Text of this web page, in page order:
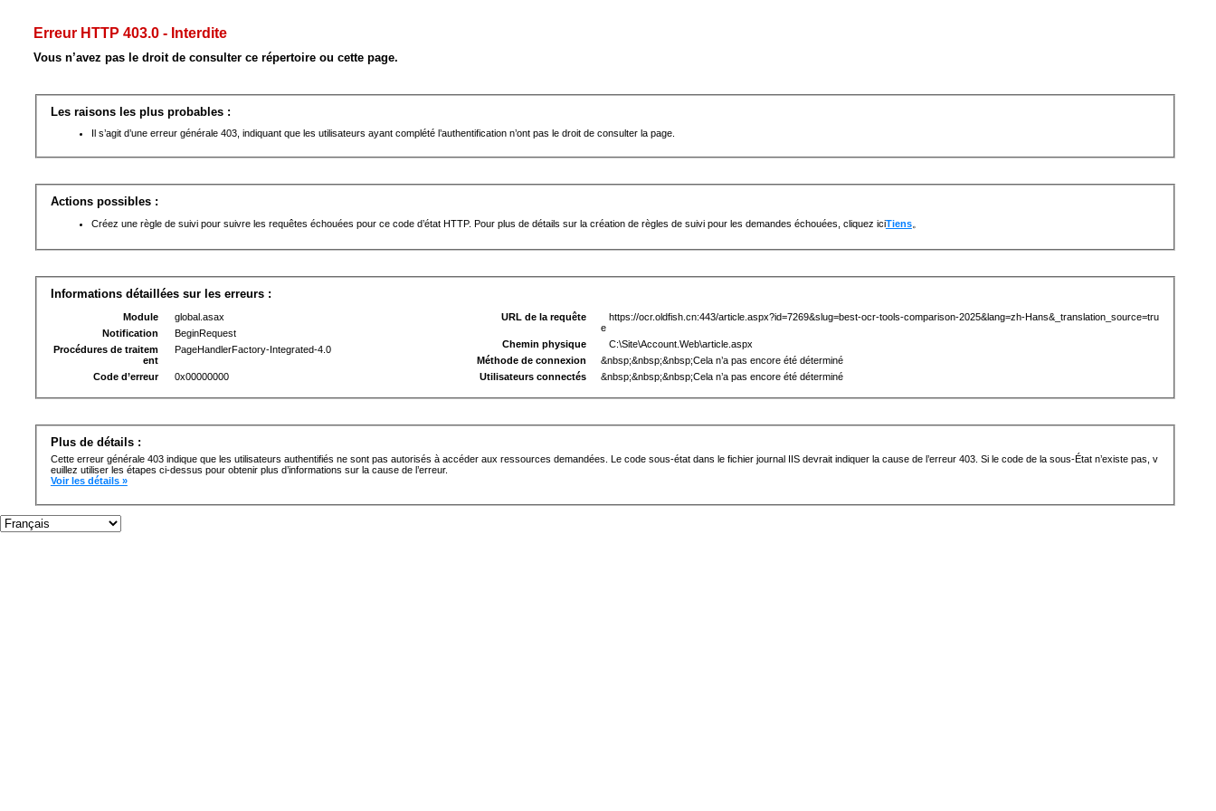
Erreur HTTP 403.0 - Interdite
Vous n’avez pas le droit de consulter ce répertoire ou cette page.
Les raisons les plus probables :
Il s’agit d’une erreur générale 403, indiquant que les utilisateurs ayant complété l’authentification n’ont pas le droit de consulter la page.
Actions possibles :
Créez une règle de suivi pour suivre les requêtes échouées pour ce code d’état HTTP. Pour plus de détails sur la création de règles de suivi pour les demandes échouées, cliquez iciTiens。
Informations détaillées sur les erreurs :
Module
global.asax
Notification
BeginRequest
Procédures de traitem
ent
PageHandlerFactory-Integrated-4.0
Code d’erreur 0x00000000
URL de la requête
https://ocr.oldfish.cn:443/article.aspx?id=7269&slug=best-ocr-tools-comparison-2025&lang=zh-Hans&_translation_source=tru
e
Chemin physique
C:\Site\Account.Web\article.aspx
Méthode de connexion
&nbsp;&nbsp;&nbsp;Cela n’a pas encore été déterminé
Utilisateurs connectés
&nbsp;&nbsp;&nbsp;Cela n’a pas encore été déterminé
Plus de détails :
Cette erreur générale 403 indique que les utilisateurs authentifiés ne sont pas autorisés à accéder aux ressources demandées. Le code sous-état dans le fichier journal IIS devrait indiquer la cause de l’erreur 403. Si le code de la sous-État n’existe pas, v
euillez utiliser les étapes ci-dessus pour obtenir plus d’informations sur la cause de l’erreur.
Voir les détails »